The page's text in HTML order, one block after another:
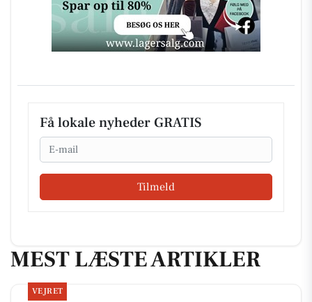
Få lokale nyheder GRATIS
Email
Tilmeld
MEST LÆSTE ARTIKLER
VEJRET